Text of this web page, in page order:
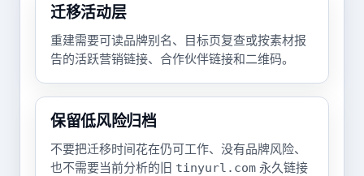
迁移活动层
重建需要可读品牌别名、目标页复查或按素材报
告的活跃营销链接、合作伙伴链接和二维码。
保留低风险归档
不要把迁移时间花在仍可工作、没有品牌风险、
也不需要当前分析的旧 tinyurl.com 永久链接